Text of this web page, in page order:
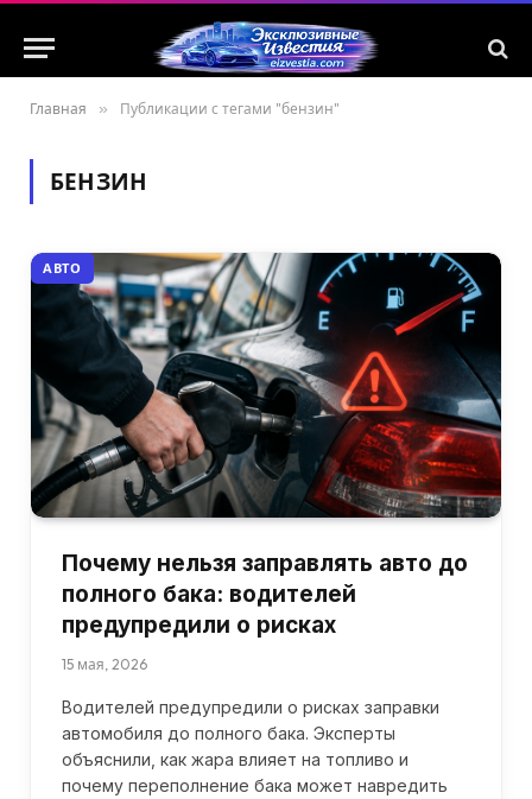
Главная » Публикации с тегами "бензин"
БЕНЗИН
АВТО
Почему нельзя заправлять авто до
полного бака: водителей
предупредили о рисках
15 мая, 2026
Водителей предупредили о рисках заправки
автомобиля до полного бака. Эксперты
объяснили, как жара влияет на топливо и
почему переполнение бака может навредить